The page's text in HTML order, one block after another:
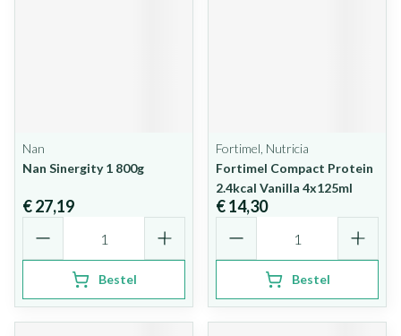
Nan
Nan Sinergity 1 800g
€ 27,19
Bestel
Fortimel, Nutricia
Fortimel Compact Protein
2.4kcal Vanilla 4x125ml
€ 14,30
Bestel